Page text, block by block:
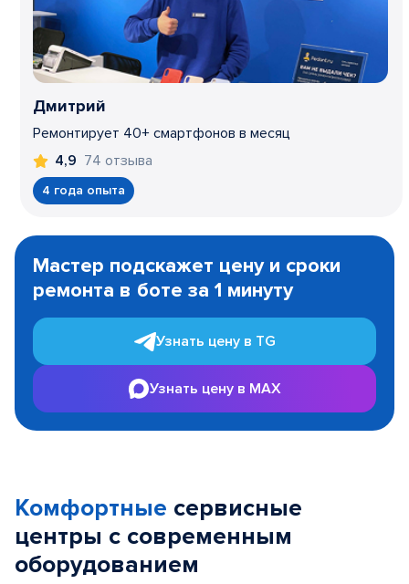
Дмитрий
Ремонтирует 40+ смартфонов в месяц
4,9 74 отзыва
4 года опыта
1
Мастер подскажет цену и сроки
ремонта в боте за 1 минуту
Узнать цену в TG
Узнать цену в MAX
Комфортные сервисные
центры с современным
оборудованием